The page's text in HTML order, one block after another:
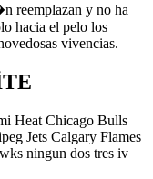
reemplazan y no ha
hacia el pelo los
vivencias.
Heat Chicago Bulls
Jets Calgary Flames
ningun dos tres iv